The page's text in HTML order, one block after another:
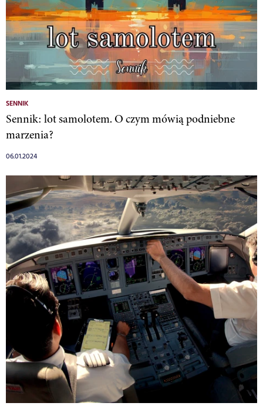
SENNIK
Sennik: lot samolotem. O czym mówią podniebne
marzenia?
06.01.2024